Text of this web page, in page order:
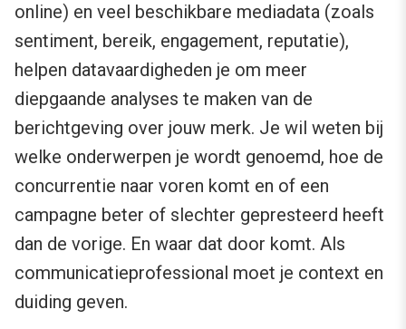
online) en veel beschikbare mediadata (zoals
sentiment, bereik, engagement, reputatie),
helpen datavaardigheden je om meer
diepgaande analyses te maken van de
berichtgeving over jouw merk. Je wil weten bij
welke onderwerpen je wordt genoemd, hoe de
concurrentie naar voren komt en of een
campagne beter of slechter gepresteerd heeft
dan de vorige. En waar dat door komt. Als
communicatieprofessional moet je context en
duiding geven.